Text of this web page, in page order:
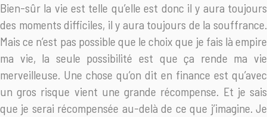
Bien-sûr la vie est telle qu’elle est donc il y aura toujours
des moments difficiles, il y aura toujours de la souffrance.
Mais ce n’est pas possible que le choix que je fais là empire
ma vie, la seule possibilité est que ça rende ma vie
merveilleuse. Une chose qu’on dit en finance est qu’avec
un gros risque vient une grande récompense. Et je sais
que je serai récompensée au-delà de ce que j’imagine. Je